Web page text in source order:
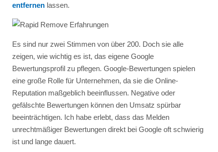
entfernenlassen.
Es sind nur zwei Stimmen von über 200. Doch sie alle
zeigen, wie wichtig es ist, das eigene Google
Bewertungsprofil zu pflegen. Google-Bewertungen spielen
eine große Rolle für Unternehmen, da sie die Online-
Reputation maßgeblich beeinflussen. Negative oder
gefälschte Bewertungen können den Umsatz spürbar
beeinträchtigen. Ich habe erlebt, dass das Melden
unrechtmäßiger Bewertungen direkt bei Google oft schwierig
ist und lange dauert.